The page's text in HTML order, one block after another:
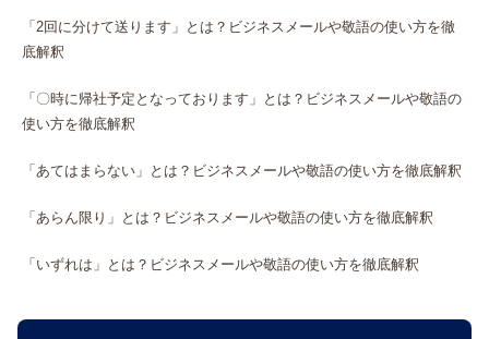
「2回に分けて送ります」とは？ビジネスメールや敬語の使い方を徹
底解釈
「〇時に帰社予定となっております」とは？ビジネスメールや敬語の
使い方を徹底解釈
「あてはまらない」とは？ビジネスメールや敬語の使い方を徹底解釈
「あらん限り」とは？ビジネスメールや敬語の使い方を徹底解釈
「いずれは」とは？ビジネスメールや敬語の使い方を徹底解釈